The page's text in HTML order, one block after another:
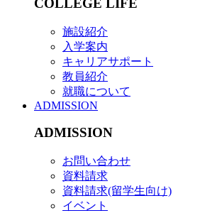
COLLEGE LIFE
施設紹介
入学案内
キャリアサポート
教員紹介
就職について
ADMISSION
ADMISSION
お問い合わせ
資料請求
資料請求(留学生向け)
イベント